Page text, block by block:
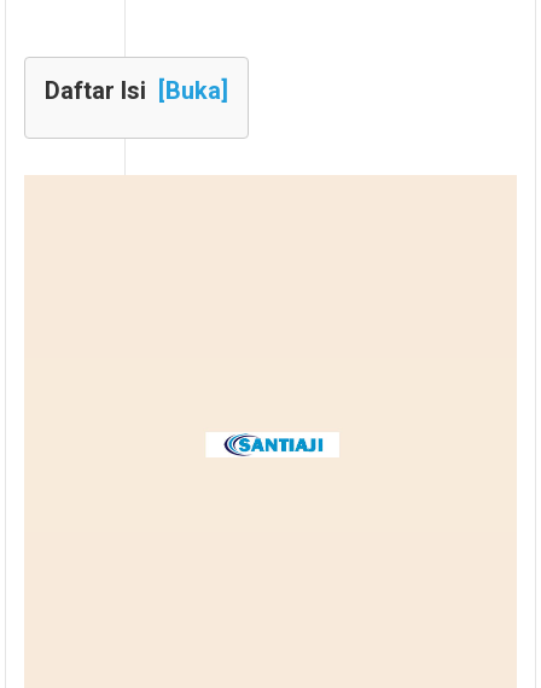
Daftar Isi [Buka]